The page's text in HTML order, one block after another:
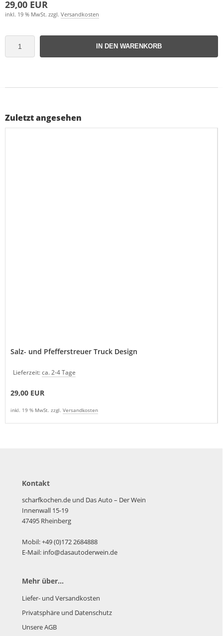
29,00 EUR
inkl. 19 % MwSt. zzgl. Versandkosten
IN DEN WARENKORB
Zuletzt angesehen
Salz- und Pfefferstreuer Truck Design
Lieferzeit:ca. 2-4 Tage
29,00 EUR
inkl. 19 % MwSt. zzgl. Versandkosten
Kontakt
scharfkochen.de und Das Auto – Der Wein
Innenwall 15-19
47495 Rheinberg
Mobil: +49 (0)172 2684888
E-Mail: info@dasautoderwein.de
Mehr über...
Liefer- und Versandkosten
Privatsphäre und Datenschutz
Unsere AGB